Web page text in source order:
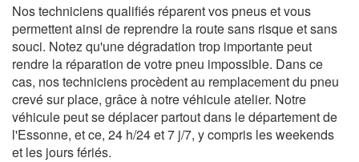
Nos techniciens qualifiés réparent vos pneus et vous
permettent ainsi de reprendre la route sans risque et sans
souci. Notez qu'une dégradation trop importante peut
rendre la réparation de votre pneu impossible. Dans ce
cas, nos techniciens procèdent au remplacement du pneu
crevé sur place, grâce à notre véhicule atelier. Notre
véhicule peut se déplacer partout dans le département de
l'Essonne, et ce, 24 h/24 et 7 j/7, y compris les weekends
et les jours fériés.